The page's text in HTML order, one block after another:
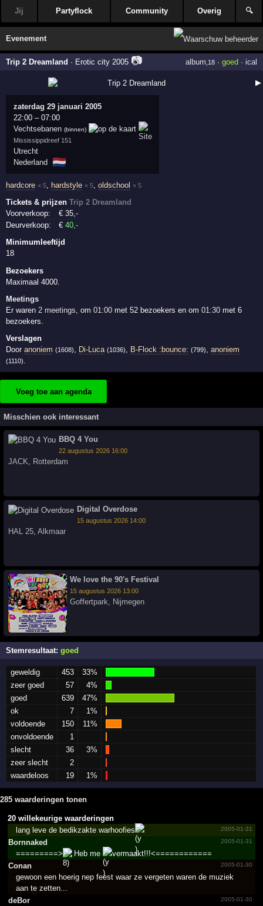
Jij Partyflock Community Overig 🔍
Evenement
Trip 2 Dreamland · Erotic city 2005 📷 album ,18· goed · ical
▶
zaterdag 29 januari 2005
22:00 –07:00
Vechtsebanen (binnen)
Mississippidreef 151
Utrecht
Nederland 🇳🇱
hardcore × 5 hardstyle × 5 ,oldschool × 5
Tickets & prijzenTrip 2 Dreamland
Voorverkoop:
€35,-
Deurverkoop:
€40,-
Minimumleeftijd
18
Bezoekers
Maximaal 4000.
Meetings
Er waren 2 meetings , om01:00 met 52 bezoekers en om01:30 met 6
bezoekers.
Verslagen
Dooranoniem (1608), Di-Luca (1036), B-Flock :bounce: (799),anoniem
(1110).
Voeg toe aan agenda
Misschien ook interessant
BBQ 4 You
22 augustus 2026 16:00
JACK, Rotterdam
Digital Overdose
15 augustus 2026 14:00
HAL 25,Alkmaar
We love the 90's Festival
15 augustus 2026 13:00
Goffertpark Nijmegen
Stemresultaat:goed
geweldig 453
33%
zeer goed
57
4%
goed
639
47%
ok
7
1%
voldoende
150
11%
onvoldoende
1
slecht
36
3%
zeer slecht
2
waardeloos
19 1%
285 waarderingen tonen
20 willekeurige waarderingen
2005-01-31
lang leve de bedikzakte warhoofies
Bornnaked
2005-01-31
=========> Heb me
vermaakt!!!<============
Conan
2005-01-30
gewoon een hoerig nep feest waar ze vergeten waren de muziek
aan te zetten...
deBor
2005-01-30